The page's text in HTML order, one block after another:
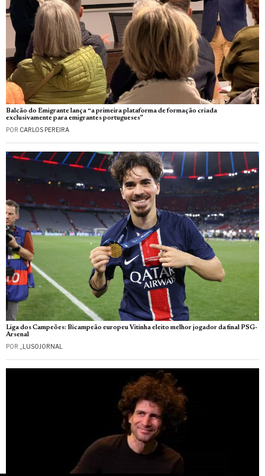
Balcão do Emigrante lança “a primeira plataforma de formação criada
exclusivamente para emigrantes portugueses”
POR CARLOS PEREIRA
Liga dos Campeões: Bicampeão europeu Vitinha eleito melhor jogador da final PSG-
Arsenal
POR _LUSOJORNAL